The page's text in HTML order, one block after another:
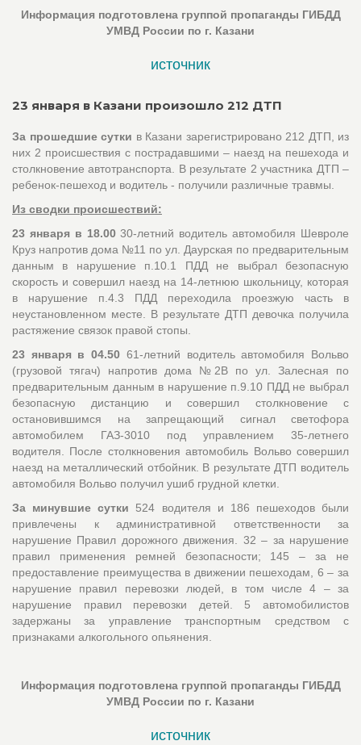
Информация подготовлена группой пропаганды ГИБДД
УМВД России по г. Казани
источник
23 января в Казани произошло 212 ДТП
За прошедшие сутки в Казани зарегистрировано 212 ДТП, из
них 2 происшествия с пострадавшими – наезд на пешехода и
столкновение автотранспорта. В результате 2 участника ДТП –
ребенок-пешеход и водитель - получили различные травмы.
Из сводки происшествий:
23 января в 18.0030-летний водитель автомобиля Шевроле
Круз напротив дома №11 по ул. Даурская по предварительным
данным в нарушение п.10.1 ПДД не выбрал безопасную
скорость и совершил наезд на 14-летнюю школьницу, которая
в нарушение п.4.3 ПДД переходила проезжую часть в
неустановленном месте. В результате ДТП девочка получила
растяжение связок правой стопы.
23 января в 04.50 61-летний водитель автомобиля Вольво
(грузовой тягач) напротив дома №2В по ул. Залесная по
предварительным данным в нарушение п.9.10 ПДД не выбрал
безопасную дистанцию и совершил столкновение с
остановившимся на запрещающий сигнал светофора
автомобилем ГАЗ-3010 под управлением 35-летнего
водителя. После столкновения автомобиль Вольво совершил
наезд на металлический отбойник. В результате ДТП водитель
автомобиля Вольво получил ушиб грудной клетки.
За минувшие сутки 524 водителя и 186 пешеходов были
привлечены к административной ответственности за
нарушение Правил дорожного движения. 32 – за нарушение
правил применения ремней безопасности; 145 – за не
предоставление преимущества в движении пешеходам, 6 – за
нарушение правил перевозки людей, в том числе 4 – за
нарушение правил перевозки детей. 5 автомобилистов
задержаны за управление транспортным средством с
признаками алкогольного опьянения.
Информация подготовлена группой пропаганды ГИБДД
УМВД России по г. Казани
источник